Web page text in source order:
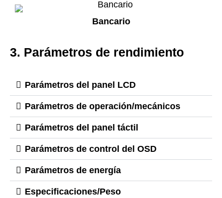
Bancario
3. Parámetros de rendimiento
Parámetros del panel LCD
Parámetros de operación/mecánicos
Parámetros del panel táctil
Parámetros de control del OSD
Parámetros de energía
Especificaciones/Peso